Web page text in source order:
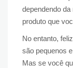
dependendo
produto que
No entanto,
são pequenos
Mas se você